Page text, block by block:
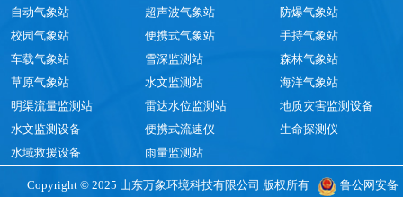
自动气象站 超声波气象站
防爆气象站
校园气象站
便携式气象站
手持气象站
车载气象站
雪深监测站
森林气象站
草原气象站
水文监测站
海洋气象站
明渠流量监测站
雷达水位监测站
地质灾害监测设备
水文监测设备
便携式流速仪
生命探测仪
水域救援设备
雨量监测站
Copyright © 2025 山东万象环境科技有限公司 版权所有 鲁公网安备